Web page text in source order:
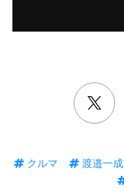
クルマ 渡邉一成